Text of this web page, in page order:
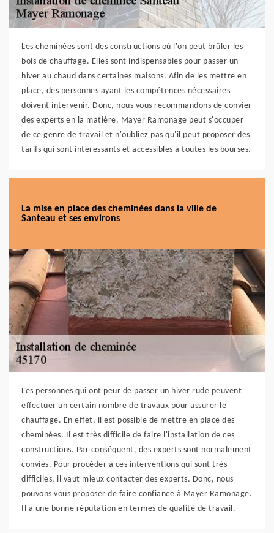
Les cheminées sont des constructions où l'on peut brûler les
bois de chauffage. Elles sont indispensables pour passer un
hiver au chaud dans certaines maisons. Afin de les mettre en
place, des personnes ayant les compétences nécessaires
doivent intervenir. Donc, nous vous recommandons de convier
des experts en la matière. Mayer Ramonage peut s'occuper
de ce genre de travail et n'oubliez pas qu'il peut proposer des
tarifs qui sont intéressants et accessibles à toutes les bourses.
La mise en place des cheminées dans la ville de
Santeau et ses environs
Les personnes qui ont peur de passer un hiver rude peuvent
effectuer un certain nombre de travaux pour assurer le
chauffage. En effet, il est possible de mettre en place des
cheminées. Il est très difficile de faire l'installation de ces
constructions. Par conséquent, des experts sont normalement
conviés. Pour procéder à ces interventions qui sont très
difficiles, il vaut mieux contacter des experts. Donc, nous
pouvons vous proposer de faire confiance à Mayer Ramonage.
Il a une bonne réputation en termes de qualité de travail.